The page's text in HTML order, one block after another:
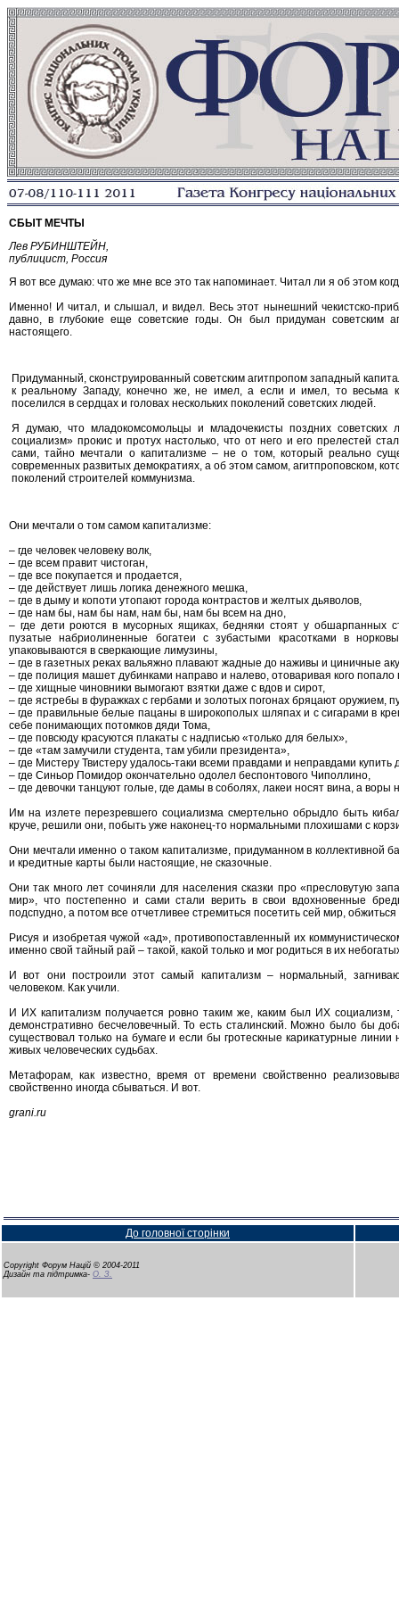
СБЫТ МЕЧТЫ
Лев РУБИНШТЕЙН,
публицист, Россия
Я вот все думаю: что же мне все это так напоминает. Читал ли я об этом
Именно! И читал, и слышал, и видел. Весь этот нынешний чекистско-
давно, в глубокие еще советские годы. Он был придуман советским
настоящего.
Придуманный, сконструированный советским агитпропом западный
к реальному Западу, конечно же, не имел, а если и имел, то весьма
поселился в сердцах и головах нескольких поколений советских людей.
Я думаю, что младокомсомольцы и младочекисты поздних советских
социализм» прокис и протух настолько, что от него и его прелестей
сами, тайно мечтали о капитализме – не о том, который реально
современных развитых демократиях, а об этом самом, агитпроповском,
поколений строителей коммунизма.
Они мечтали о том самом капитализме:
– где человек человеку волк,
– где всем правит чистоган,
– где все покупается и продается,
– где действует лишь логика денежного мешка,
– где в дыму и копоти утопают города контрастов и желтых дьяволов,
– где нам бы, нам бы нам, нам бы, нам бы всем на дно,
– где дети роются в мусорных ящиках, бедняки стоят у обшарпанных
пузатые набриолиненные богатеи с зубастыми красотками в
упаковываются в сверкающие лимузины,
– где в газетных реках вальяжно плавают жадные до наживы и циничные
– где полиция машет дубинками направо и налево, отоваривая кого
– где хищные чиновники вымогают взятки даже с вдов и сирот,
– где ястребы в фуражках с гербами и золотых погонах бряцают оружием,
– где правильные белые пацаны в широкополых шляпах и с сигарами в
себе понимающих потомков дяди Тома,
– где повсюду красуются плакаты с надписью «только для белых»,
– где «там замучили студента, там убили президента»,
– где Мистеру Твистеру удалось-таки всеми правдами и неправдами
– где Синьор Помидор окончательно одолел беспонтового Чиполлино,
– где девочки танцуют голые, где дамы в соболях, лакеи носят вина, а воры
Им на излете перезревшего социализма смертельно обрыдло быть
круче, решили они, побыть уже наконец-то нормальными плохишами с
Они мечтали именно о таком капитализме, придуманном в коллективной
и кредитные карты были настоящие, не сказочные.
Они так много лет сочиняли для населения сказки про «пресловутую
мир», что постепенно и сами стали верить в свои вдохновенные
подспудно, а потом все отчетливее стремиться посетить сей мир,
Рисуя и изобретая чужой «ад», противопоставленный их
именно свой тайный рай – такой, какой только и мог родиться в их
И вот они построили этот самый капитализм – нормальный,
человеком. Как учили.
И ИХ капитализм получается ровно таким же, каким был ИХ социализм,
демонстративно бесчеловечный. То есть сталинский. Можно было бы
существовал только на бумаге и если бы гротескные карикатурные
живых человеческих судьбах.
Метафорам, как известно, время от времени свойственно
свойственно иногда сбываться. И вот.
grani.ru
До головної сторінки
Copyright Форум Націй © 2004-2011
Дизайн та підтримка- О. З.